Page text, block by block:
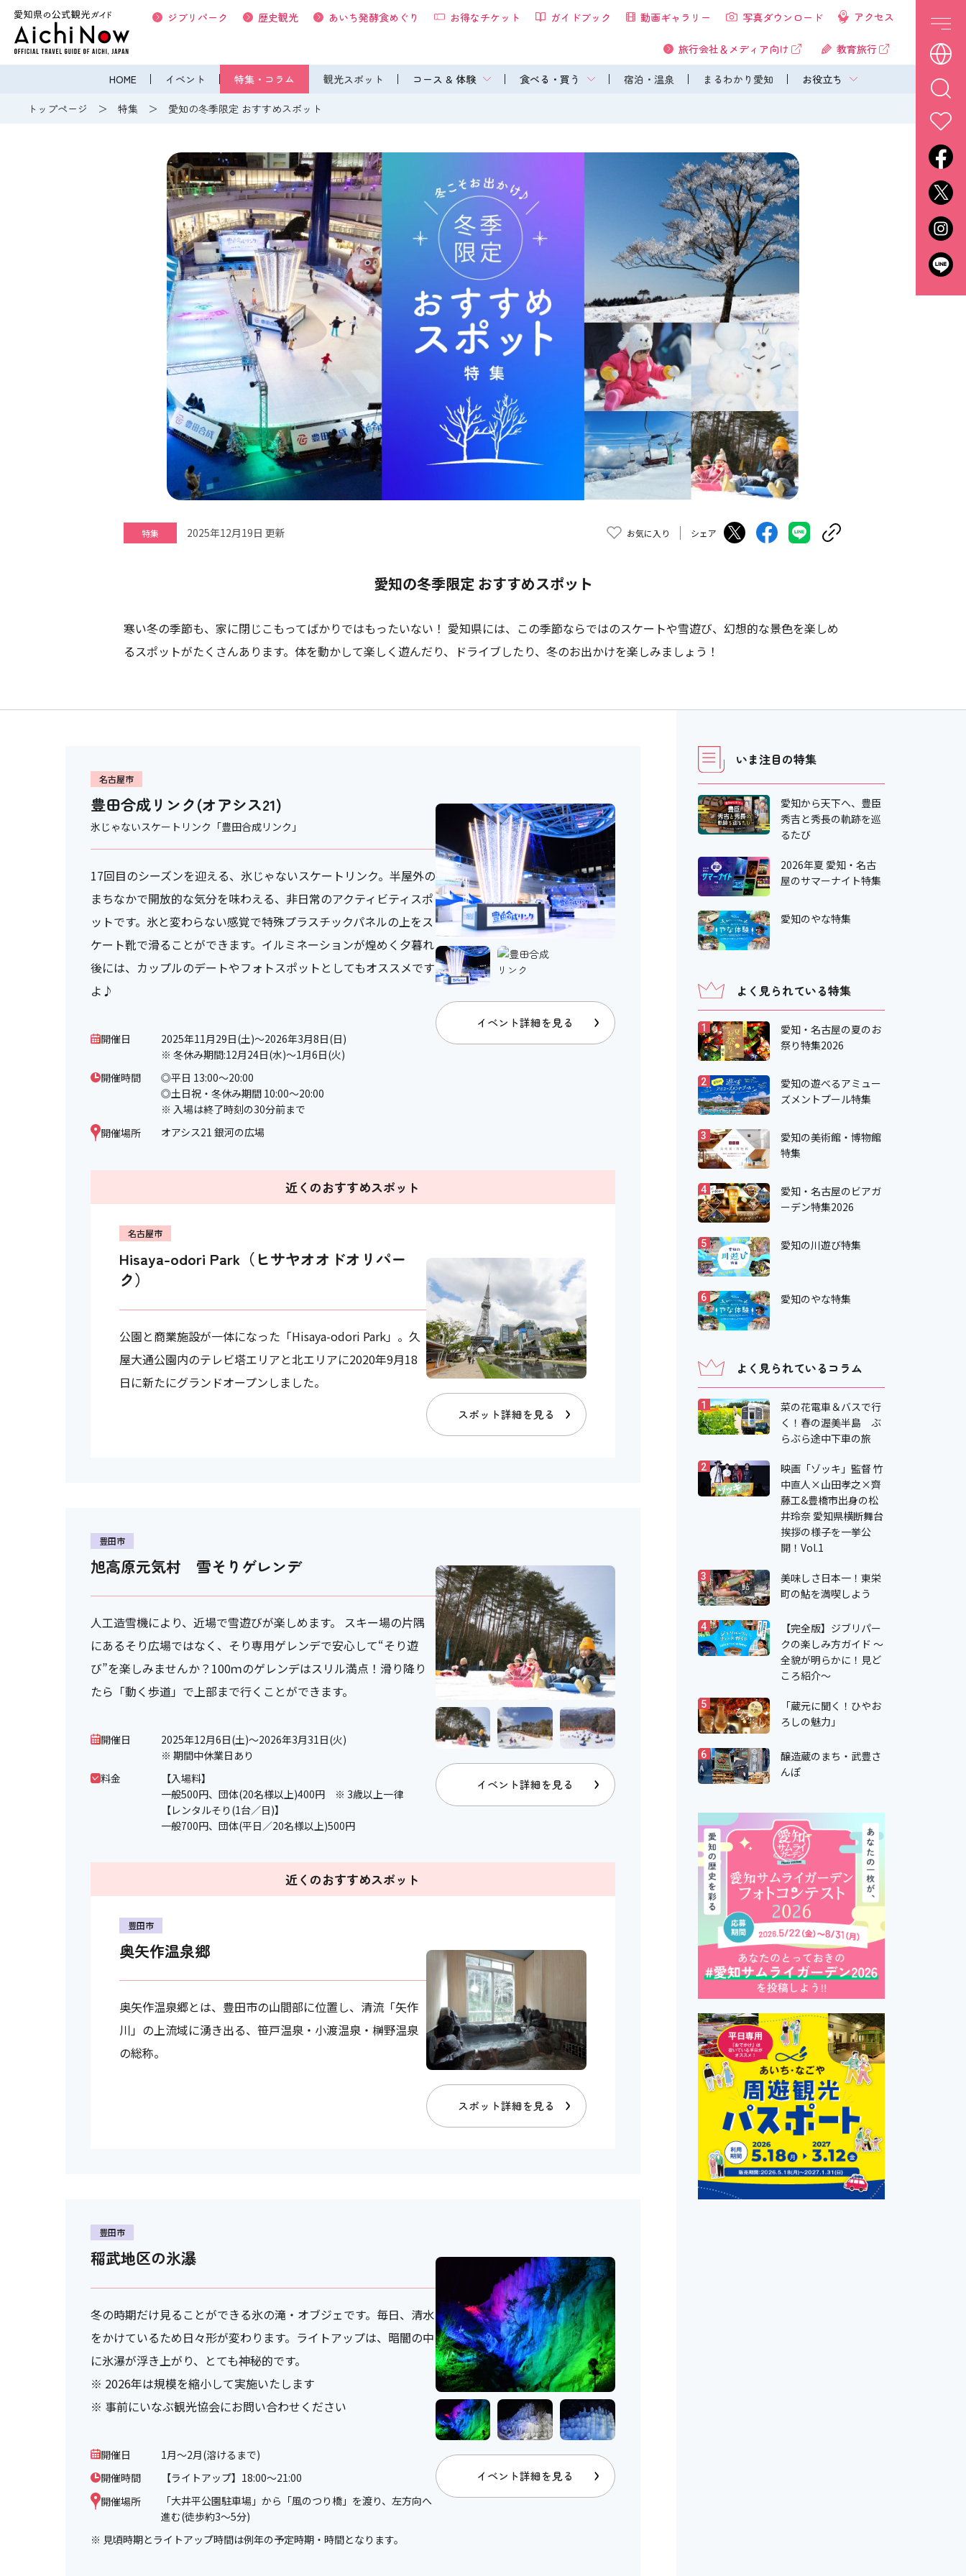
HOME イベント 特集・コラム 観光スポット コース & 体験 食べる・買う 宿泊・温泉 まるわかり愛知 お役立ち
ジブリパーク 歴史観光 あいち発酵食めぐり お得なチケット ガイドブック 動画ギャラリー 写真ダウンロード アクセス
旅行会社＆メディア向け 教育旅行
トップページ 特集 愛知の冬季限定 おすすめスポット
特集 2025年12月19日 更新 お気に入り シェア
愛知の冬季限定 おすすめスポット
寒い冬の季節も、家に閉じこもってばかりではもったいない！ 愛知県には、この季節ならではのスケートや雪遊び、幻想的な景色を楽しめ
るスポットがたくさんあります。体を動かして楽しく遊んだり、ドライブしたり、冬のお出かけを楽しみましょう！
名古屋市
豊田合成リンク(オアシス21)
氷じゃないスケートリンク「豊田合成リンク」
17回目のシーズンを迎える、氷じゃないスケートリンク。半屋外の
まちなかで開放的な気分を味わえる、非日常のアクティビティスポ
ットです。氷と変わらない感覚で特殊プラスチックパネルの上をス
ケート靴で滑ることができます。イルミネーションが煌めく夕暮れ
後には、カップルのデートやフォトスポットとしてもオススメです
よ♪
開催日
2025年11月29日(土)～2026年3月8日(日)
※ 冬休み期間:12月24日(水)～1月6日(火)
開催時間
◎平日 13:00～20:00
◎土日祝・冬休み期間 10:00～20:00
※ 入場は終了時刻の30分前まで
開催場所
オアシス21 銀河の広場
イベント詳細を見る
近くのおすすめスポット
名古屋市
Hisaya-odori Park（ヒサヤオオドオリパー
ク）
公園と商業施設が一体になった「Hisaya-odori Park」。久
屋大通公園内のテレビ塔エリアと北エリアに2020年9月18
日に新たにグランドオープンしました。
スポット詳細を見る
豊田市
旭高原元気村 雪そりゲレンデ
人工造雪機により、近場で雪遊びが楽しめます。 スキー場の片隅
にあるそり広場ではなく、そり専用ゲレンデで安心して“そり遊
び”を楽しみませんか？100ｍのゲレンデはスリル満点！滑り降り
たら「動く歩道」で上部まで行くことができます。
開催日
2025年12月6日(土)～2026年3月31日(火)
※ 期間中休業日あり
料金
【入場料】
一般500円、団体(20名様以上)400円 ※ 3歳以上一律
【レンタルそり(1台／日)】
一般700円、団体(平日／20名様以上)500円
イベント詳細を見る
近くのおすすめスポット
豊田市
奥矢作温泉郷
奥矢作温泉郷とは、豊田市の山間部に位置し、清流「矢作
川」の上流域に湧き出る、笹戸温泉・小渡温泉・榊野温泉
の総称。
スポット詳細を見る
豊田市
稲武地区の氷瀑
冬の時期だけ見ることができる氷の滝・オブジェです。毎日、清水
をかけているため日々形が変わります。ライトアップは、暗闇の中
に氷瀑が浮き上がり、とても神秘的です。
※ 2026年は規模を縮小して実施いたします
※ 事前にいなぶ観光協会にお問い合わせください
開催日
1月～2月(溶けるまで)
開催時間
【ライトアップ】18:00～21:00
開催場所
「大井平公園駐車場」から「風のつり橋」を渡り、左方向へ
進む(徒歩約3～5分)
※ 見頃時期とライトアップ時間は例年の予定時期・時間となります。
イベント詳細を見る
いま注目の特集
愛知から天下へ、豊臣
秀吉と秀長の軌跡を巡
るたび
2026年夏 愛知・名古
屋のサマーナイト特集
愛知のやな特集
よく見られている特集
1
愛知・名古屋の夏のお
祭り特集2026
2
愛知の遊べるアミュー
ズメントプール特集
3
愛知の美術館・博物館
特集
4
愛知・名古屋のビアガ
ーデン特集2026
5 愛知の川遊び特集
6 愛知のやな特集
よく見られているコラム
1
菜の花電車＆バスで行
く！春の渥美半島 ぶ
らぶら途中下車の旅
2
映画「ゾッキ」監督 竹
中直人×山田孝之×齊
藤工&豊橋市出身の松
井玲奈 愛知県横断舞台
挨拶の様子を一挙公
開！Vol.1
3
美味しさ日本一！東栄
町の鮎を満喫しよう
4
【完全版】ジブリパー
クの楽しみ方ガイド ～
全貌が明らかに！見ど
ころ紹介～
5
「蔵元に聞く！ひやお
ろしの魅力」
6
醸造蔵のまち・武豊さ
んぽ